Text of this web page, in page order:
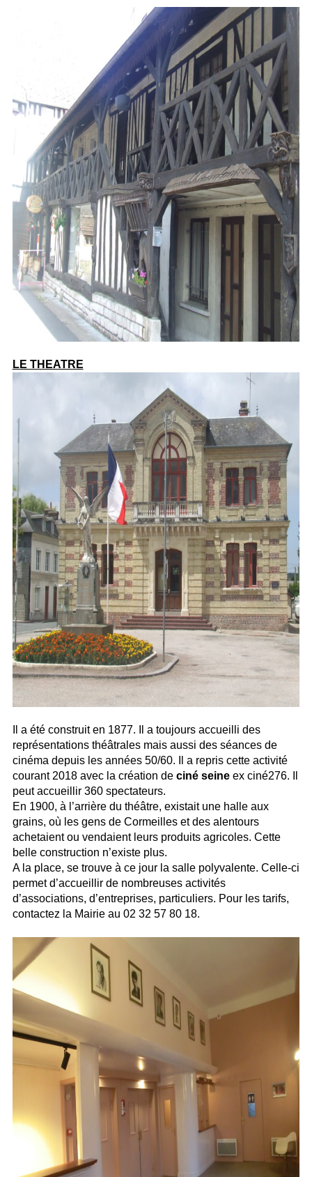
LE THEATRE
Il a été construit en 1877. Il a toujours accueilli des
représentations théâtrales mais aussi des séances de
cinéma depuis les années 50/60. Il a repris cette activité
courant 2018 avec la création de ciné seineex ciné276. Il
peut accueillir 360 spectateurs.
En 1900, à l’arrière du théâtre, existait une halle aux
grains, où les gens de Cormeilles et des alentours
achetaient ou vendaient leurs produits agricoles. Cette
belle construction n’existe plus.
A la place, se trouve à ce jour la salle polyvalente. Celle-ci
permet d’accueillir de nombreuses activités
d’associations, d’entreprises, particuliers. Pour les tarifs,
contactez la Mairie au 02 32 57 80 18.